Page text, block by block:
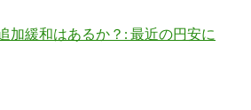
加緩和はあるか？: 最近の円安に